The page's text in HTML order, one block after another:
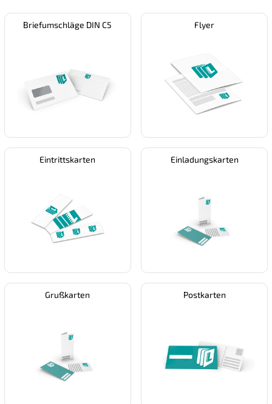
Briefumschläge DIN C5 Flyer
Eintrittskarten Einladungskarten
Grußkarten Postkarten